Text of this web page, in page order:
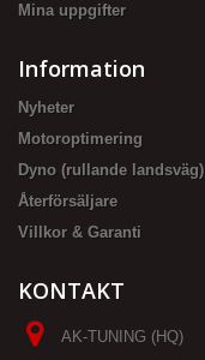
Mina uppgifter
Information
Nyheter
Motoroptimering
Dyno (rullande landsväg)
Återförsäljare
Villkor & Garanti
KONTAKT
AK-TUNING (HQ)